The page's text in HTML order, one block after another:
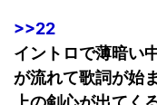
>>22
イントロで薄暗い
が流れて歌詞が始